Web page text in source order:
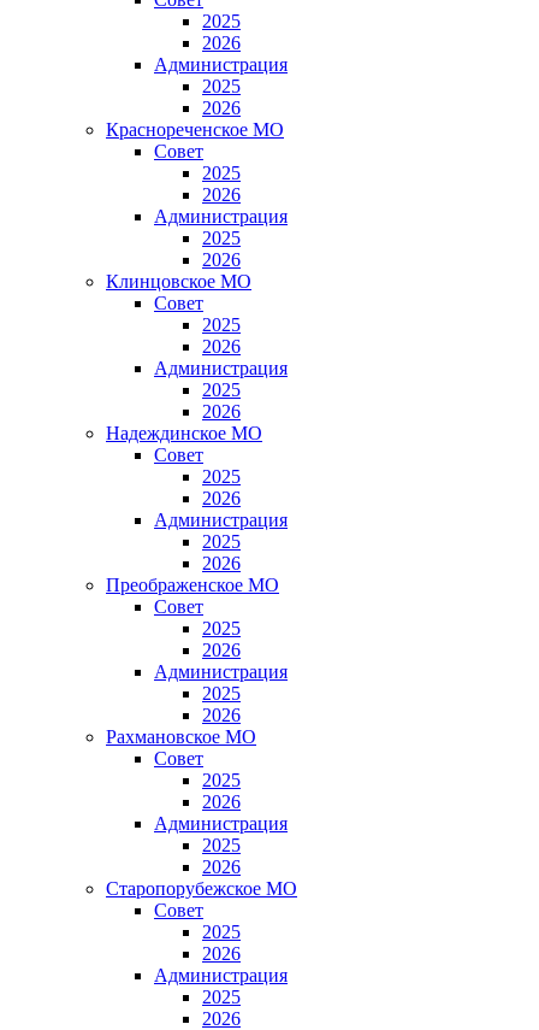
2025
2026
Администрация
2025
2026
Краснореченское МО
Совет
2025
2026
Администрация
2025
2026
Клинцовское МО
Совет
2025
2026
Администрация
2025
2026
Надеждинское МО
Совет
2025
2026
Администрация
2025
2026
Преображенское МО
Совет
2025
2026
Администрация
2025
2026
Рахмановское МО
Совет
2025
2026
Администрация
2025
2026
Старопорубежское МО
Совет
2025
2026
Администрация
2025
2026